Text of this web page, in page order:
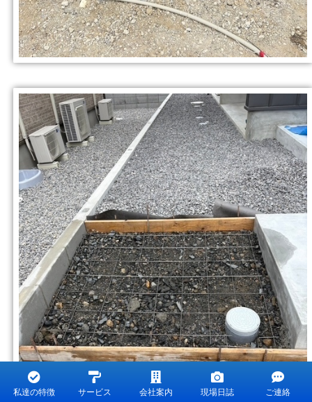
私達の特徴 サービス 会社案内 現場日誌 ご連絡